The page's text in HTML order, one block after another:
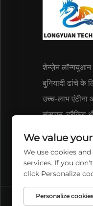
शेन्ज़ेन लॉन्गयुआन
बुनियादी ढांचे के
उच्च-लाभ
संसूचन, ट्रैकिंग और
We value
We use cookies
services. If you
click Personalize
Personalize cookies